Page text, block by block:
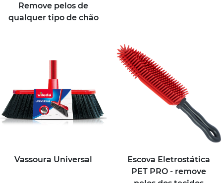
Remove pelos de
qualquer tipo de chão
Vassoura Universal
Escova Eletrostática
PET PRO - remove